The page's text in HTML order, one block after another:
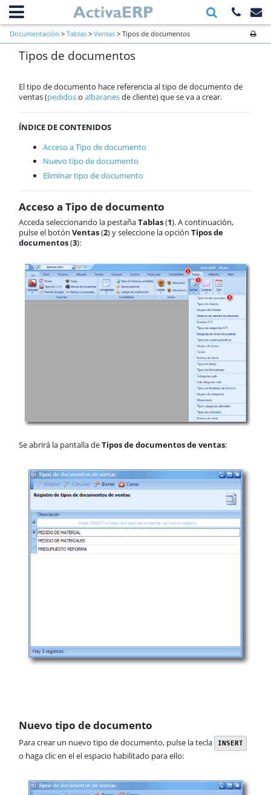
Información general
Primeros pasos a verificar al inicio
de una empresa
Compras
Almacén
Producción
AnyWhere
Órdenes de trabajo
Calendario
Comunes
ActivaConnect
Business Intelligence
Inbox
Funcionalidades comunes
Ventas
Tipos de documentos
Tipos de clientes
Tipos de Unidades de Servicio
Grupos de máquinas
Tipos de categorías laborales
Tipos de contratos
Puntos de venta
Presentadores
Compras
CRM
Contabilidad
Documentación > Tablas > Ventas > Tipos de documentos
Tipos de documentos
El tipo de documento hace referencia al tipo de documento de
ventas (pedidoso albaranesde cliente) que se va a crear.
ÍNDICE DE CONTENIDOS
Acceso a Tipo de documento
Nuevo tipo de documento
Eliminar tipo de documento
Acceso a Tipo de documento
Acceda seleccionando la pestañaTablas(1). A continuación,
pulse el botón Ventas(2) y seleccione la opción Tipos de
documentos(3):
Se abrirá la pantalla deTipos de documentos de ventas:
Nuevo tipo de documento
Para crear un nuevo tipo de documento, pulse la tecla INSERT
o haga clic en el el espacio habilitado para ello: